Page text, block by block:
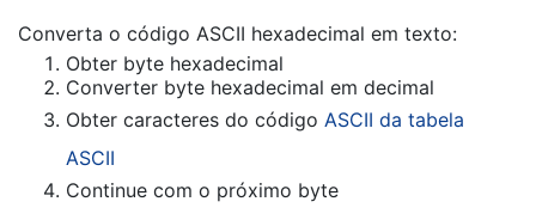
Converta o código ASCII hexadecimal em texto:
Obter byte hexadecimal
Converter byte hexadecimal em decimal
Obter caracteres do código ASCII da tabela
ASCII
Continue com o próximo byte